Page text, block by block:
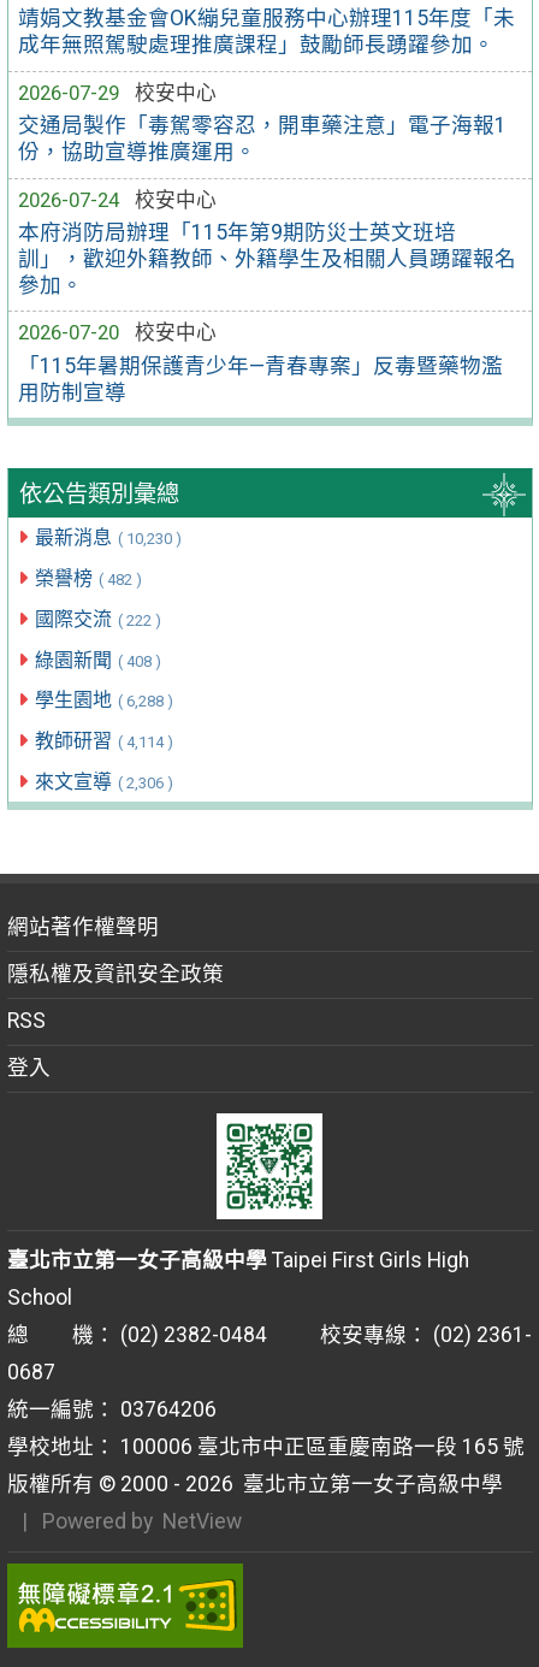
靖娟文教基金會OK繃兒童服務中心辦理115年度「未
成年無照駕駛處理推廣課程」鼓勵師長踴躍參加。
2026-07-29
校安中心
交通局製作「毒駕零容忍，開車藥注意」電子海報1
份，協助宣導推廣運用。
2026-07-24
校安中心
本府消防局辦理「115年第9期防災士英文班培
訓」，歡迎外籍教師、外籍學生及相關人員踴躍報名
參加。
2026-07-20
校安中心
「115年暑期保護青少年—青春專案」反毒暨藥物濫
用防制宣導
依公告類別彙總
最新消息 ( 10,230 )
榮譽榜 ( 482 )
國際交流 ( 222 )
綠園新聞 ( 408 )
學生園地 ( 6,288 )
教師研習 ( 4,114 )
來文宣導 ( 2,306 )
網站著作權聲明
隱私權及資訊安全政策
RSS
登入
臺北市立第一女子高級中學Taipei First Girls High
School
總 機： (02) 2382-0484 校安專線： (02) 2361-
0687
統一編號： 03764206
學校地址： 100006 臺北市中正區重慶南路一段 165 號
版權所有 © 2000 - 2026 臺北市立第一女子高級中學
| Powered by NetView